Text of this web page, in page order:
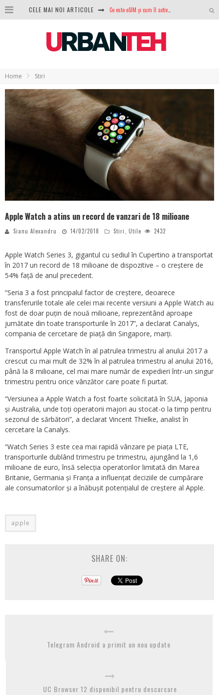
CELE MAI NOI ARTICOLE
100 GB de internet mobil gratuit de la Orange. Fără contract, fără acte și fără obligații
GTA VI poate fi precomandat oficial. Rockstar dezvăluie edițiile oficiale și bonusurile pe care le primești
Home Stiri
Apple Watch a atins un record de vanzari de 18 milioane
Sianu Alexandru 14/02/2018 Stiri, Utile 2432
Apple Watch Series 3, gigantul cu sediul în Cupertino a transportat
în 2017 un record de 18 milioane de dispozitive – o creștere de
54% față de anul precedent.
“Seria 3 a fost principalul factor de creștere, deoarece
transferurile totale ale celei mai recente versiuni a Apple Watch au
fost de doar puțin de nouă milioane, reprezentând aproape
jumătate din toate transporturile în 2017”, a declarat Canalys,
compania de cercetare de piață din Singapore, marți.
Transportul Apple Watch în al patrulea trimestru al anului 2017 a
crescut cu mai mult de 32% în al patrulea trimestru al anului 2016,
până la 8 milioane, cel mai mare număr de expedieri într-un singur
trimestru pentru orice vânzător care poate fi purtat.
“Versiunea a Apple Watch a fost foarte solicitată în SUA, Japonia
și Australia, unde toți operatorii majori au stocat-o la timp pentru
sezonul de sărbători”, a declarat Vincent Thielke, analist în
cercetare la Canalys.
“Watch Series 3 este cea mai rapidă vânzare pe piața LTE,
transporturile dublând trimestru pe trimestru, ajungând la 1,6
milioane de euro, însă selecția operatorilor limitată din Marea
Britanie, Germania și Franța a influențat deciziile de cumpărare
ale consumatorilor și a înăbușit potențialul de creștere al Apple.
apple
SHARE ON:
Telegram Android a primit un nou update
UC Browser 12 disponibil pentru descarcare